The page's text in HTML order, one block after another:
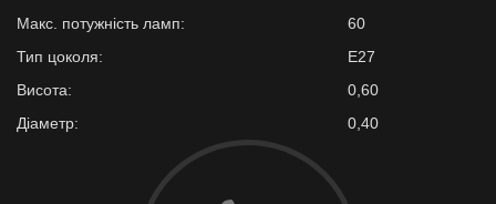
Макс. потужність ламп:
60
Тип цоколя:
E27
Висота:
0,60
Діаметр:
0,40